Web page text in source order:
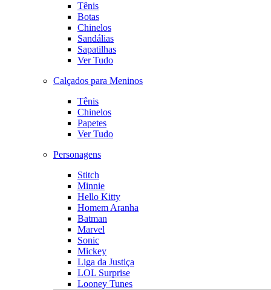
Tênis
Botas
Chinelos
Sandálias
Sapatilhas
Ver Tudo
Calçados para Meninos
Tênis
Chinelos
Papetes
Ver Tudo
Personagens
Stitch
Minnie
Hello Kitty
Homem Aranha
Batman
Marvel
Sonic
Mickey
Liga da Justiça
LOL Surprise
Looney Tunes